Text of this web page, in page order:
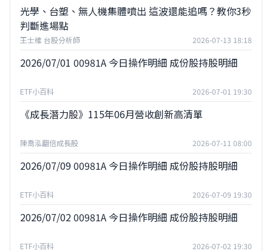
光學、台塑、無人機集體噴出 這波還能追嗎？教你3秒
判斷進場點
王士維 台股分析師 2026-07-13 18:18
2026/07/01 00981A 今日操作明細 成份股持股明細
ETF小百科 2026-07-01 19:30
《成長潛力股》115年06月營收創新高清單
陳喬泓翻倍成長股 2026-07-11 08:00
2026/07/09 00981A 今日操作明細 成份股持股明細
ETF小百科 2026-07-09 19:30
2026/07/02 00981A 今日操作明細 成份股持股明細
ETF小百科 2026-07-02 19:30